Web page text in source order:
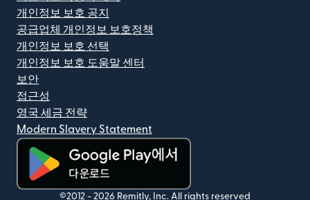
개인정보 보호 공지
공급업체 개인정보 보호정책
개인정보 보호 선택
개인정보 보호 도움말 센터
보안
접근성
영국 세금 전략
Modern Slavery Statement
(새 창에서 열림)
©2012 - 2026 Remitly, Inc. All rights reserved